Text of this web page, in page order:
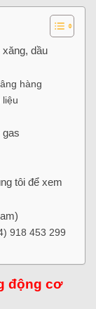
dầu
hàng
gas
tôi để xem
918 453 299
động cơ